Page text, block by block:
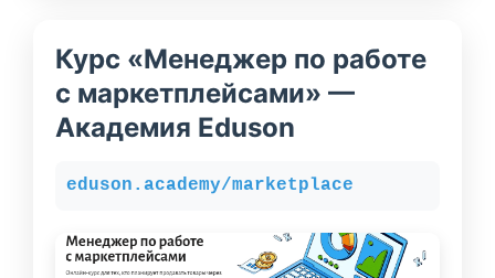
Курс «Менеджер по работе
с маркетплейсами» —
Академия Eduson
eduson.academy/marketplace